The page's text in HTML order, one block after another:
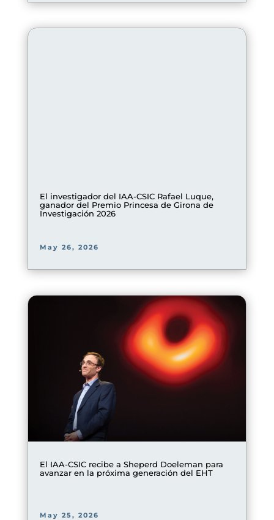
El investigador del IAA-CSIC Rafael Luque,
ganador del Premio Princesa de Girona de
Investigación 2026
May 26, 2026
El IAA-CSIC recibe a Sheperd Doeleman para
avanzar en la próxima generación del EHT
May 25, 2026